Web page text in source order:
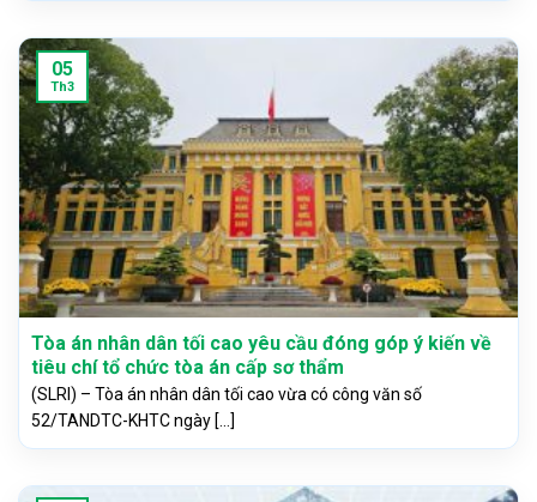
Tòa án nhân dân tối cao yêu cầu đóng góp ý kiến về
tiêu chí tổ chức tòa án cấp sơ thẩm
(SLRI) – Tòa án nhân dân tối cao vừa có công văn số
52/TANDTC-KHTC ngày [...]
05
Th3